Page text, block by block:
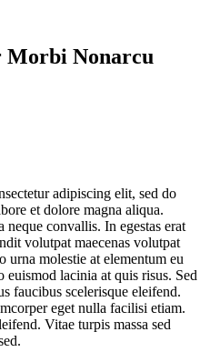
Nonarcu
adipiscing elit, sed do
et dolore magna aliqua.
convallis. In egestas erat
volutpat maecenas volutpat
molestie at elementum eu
lacinia at quis risus. Sed
faucibus scelerisque eleifend.
eget nulla facilisi etiam.
Vitae turpis massa sed